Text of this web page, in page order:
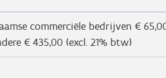
commerciële bedrijven €
€ 435,00 (excl. 21% btw)